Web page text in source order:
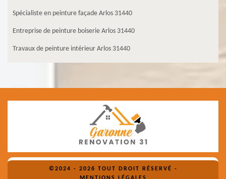
Spécialiste en peinture façade Arlos 31440
Entreprise de peinture boiserie Arlos 31440
Travaux de peinture intérieur Arlos 31440
©2024 - 2026 TOUT DROIT RÉSERVÉ -